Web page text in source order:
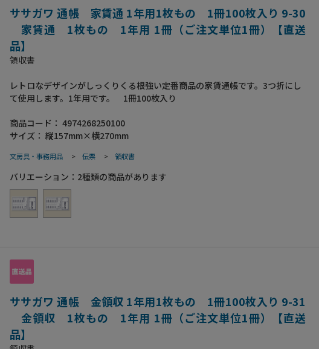
ササガワ 通帳 家賃通 1年用1枚もの 1冊100枚入り 9-30
家賃通 1枚もの 1年用 1冊（ご注文単位1冊）【直送
品】
領収書
レトロなデザインがしっくりくる根強い定番商品の家賃通帳です。3つ折にし
て使用します。1年用です。 1冊100枚入り
商品コード： 4974268250100
サイズ： 縦157mm×横270mm
文房具・事務用品 > 伝票 > 領収書
バリエーション： 2種類の商品があります
ササガワ 通帳 金領収 1年用1枚もの 1冊100枚入り 9-31
金領収 1枚もの 1年用 1冊（ご注文単位1冊）【直送
品】